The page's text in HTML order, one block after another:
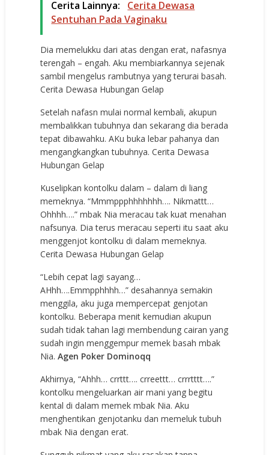
Cerita Lainnya:
Cerita Dewasa
Sentuhan Pada Vaginaku
Dia memelukku dari atas dengan erat, nafasnya
terengah – engah. Aku membiarkannya sejenak
sambil mengelus rambutnya yang terurai basah.
Cerita Dewasa Hubungan Gelap
Setelah nafasn mulai normal kembali, akupun
membalikkan tubuhnya dan sekarang dia berada
tepat dibawahku. AKu buka lebar pahanya dan
mengangkangkan tubuhnya. Cerita Dewasa
Hubungan Gelap
Kuselipkan kontolku dalam – dalam di liang
memeknya. “Mmmppphhhhhhh…. Nikmattt…
Ohhhh….” mbak Nia meracau tak kuat menahan
nafsunya. Dia terus meracau seperti itu saat aku
menggenjot kontolku di dalam memeknya.
Cerita Dewasa Hubungan Gelap
“Lebih cepat lagi sayang…
AHhh….Emmpphhhh…” desahannya semakin
menggila, aku juga mempercepat genjotan
kontolku. Beberapa menit kemudian akupun
sudah tidak tahan lagi membendung cairan yang
sudah ingin menggempur memek basah mbak
Nia.Agen Poker Dominoqq
Akhirnya, “Ahhh… crrttt…. crreettt… crrrtttt….”
kontolku mengeluarkan air mani yang begitu
kental di dalam memek mbak Nia. Aku
menghentikan genjotanku dan memeluk tubuh
mbak Nia dengan erat.